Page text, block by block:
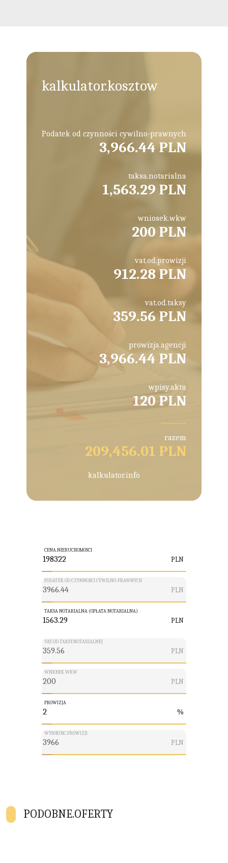
kalkulator.kosztow
Podatek od czynności cywilno-prawnych
3,966.44 PLN
taksa.notarialna
1,563.29 PLN
wniosek.wkw
200 PLN
vat.od.prowizji
912.28 PLN
vat.od.taksy
359.56 PLN
prowizja.agencji
3,966.44 PLN
wpisy.aktu
120 PLN
razem
209,456.01 PLN
kalkulator.info
CENA.NIERUCHOMOSCI
PLN
PODATEK OD CZYNNOŚCI CYWILNO-PRAWNYCH
PLN
TAKSA NOTARIALNA (OPŁATA NOTARIALNA)
PLN
VAT.OD.TAKSY.NOTARIALNEJ
PLN
WNIOSEK.WKW
PLN
PROWIZJA
%
WYSOKOSC.PROWIZJI
PLN
PODOBNE.OFERTY